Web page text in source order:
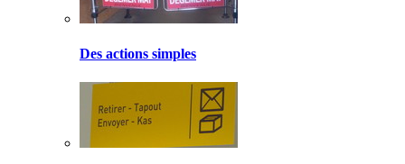
Des actions simples